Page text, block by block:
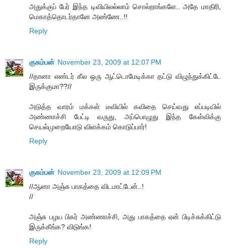
அதுக்குப் பேர் இந்த டிவியிலல்லாம் சொல்றாங்களே.. அதே மாதிரி,
மெகாத்தொடர்தானே அண்ணே..!!
Reply
குசும்பன் November 23, 2009 at 12:07 PM
//தானா எண்டர் கீல ஒரு ஆட்டொமேடிக்கா தட்டு விழுந்துக்கிட்டே
இருக்குமா??//
அடுத்த வாரம் மக்கள் டீவியில் கவிதை செய்வது எப்படியில்
அண்ணாச்சி பேட்டி வருது, அப்பொழுது இந்த கேள்விக்கு
செயல்முறையோடு விளக்கம் கொடுப்பார்!
Reply
குசும்பன் November 23, 2009 at 12:09 PM
//ஆனா அஞ்சு பாகத்தை விடமாட்டேன்..!
//
அஞ்சு பழய பிகர் அண்ணாச்சி, அது பாகத்தை ஏன் பிடிச்சுக்கிட்டு
இருக்கீங்க? விடுங்க!
Reply